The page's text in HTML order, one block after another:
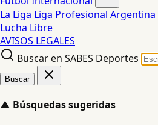
La Liga Liga Profesional Argentina
Lucha Libre
AVISOS LEGALES
Buscar en SABES Deportes
Buscar
▲ Búsquedas sugeridas